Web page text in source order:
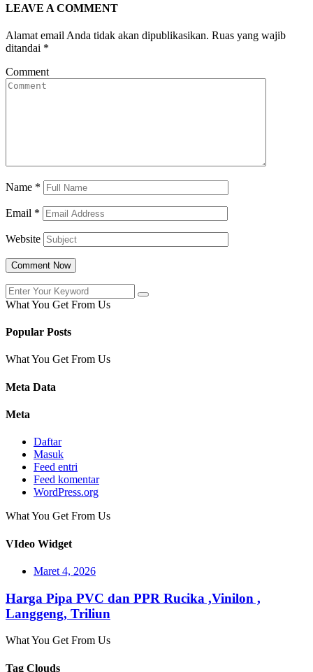
LEAVE A COMMENT
Alamat email Anda tidak akan dipublikasikan. Ruas yang wajib
ditandai *
Comment
Name *
Email *
Website
What You Get From Us
Popular Posts
What You Get From Us
Meta Data
Meta
Daftar
Masuk
Feed entri
Feed komentar
WordPress.org
What You Get From Us
VIdeo Widget
Maret 4, 2026
Harga Pipa PVC dan PPR Rucika ,Vinilon ,
Langgeng, Triliun
What You Get From Us
Tag Clouds